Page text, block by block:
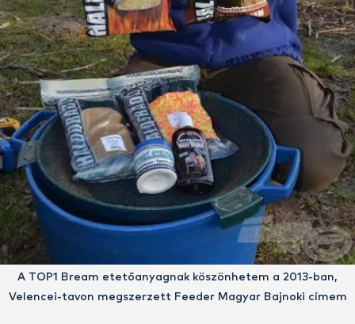
A TOP1 Bream etetőanyagnak köszönhetem a 2013-ban,
Velencei-tavon megszerzett Feeder Magyar Bajnoki címem